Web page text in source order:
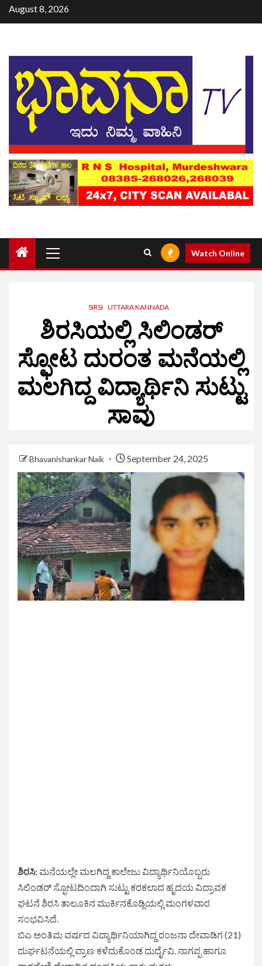
August 8, 2026
Watch Online
SIRSI UTTARA KANNADA
ಶಿರಸಿಯಲ್ಲಿ ಸಿಲಿಂಡರ್
ಸ್ಫೋಟ ದುರಂತ ಮನೆಯಲ್ಲಿ
ಮಲಗಿದ್ದ ವಿದ್ಯಾರ್ಥಿನಿ ಸುಟ್ಟು
ಸಾವು
Bhavanishankar Naik September 24, 2025
ಶಿರಸಿ: ಮನೆಯಲ್ಲೇ ಮಲಗಿದ್ದ ಕಾಲೇಜು ವಿದ್ಯಾರ್ಥಿನಿಯೊಬ್ಬರು
ಸಿಲಿಂಡರ್ ಸ್ಫೋಟದಿಂದಾಗಿ ಸುಟ್ಟು ಕರಕಲಾದ ಹೃದಯ ವಿದ್ರಾವಕ
ಘಟನೆ ಶಿರಸಿ ತಾಲೂಕಿನ ಮುರ್ಕಿನಕೊಡ್ಲಿಯಲ್ಲಿ ಮಂಗಳವಾರ
ಸಂಭವಿಸಿದೆ.
ಬಿಎ ಅಂತಿಮ ವರ್ಷದ ವಿದ್ಯಾರ್ಥಿನಿಯಾಗಿದ್ದ ರಂಜನಾ ದೇವಾಡಿಗ (21)
ದುರ್ಘಟನೆಯಲ್ಲಿ ಪ್ರಾಣ ಕಳೆದುಕೊಂಡ ದುರ್ದೈವಿ. ನಾಗಪ್ಪ ಹಾಗೂ